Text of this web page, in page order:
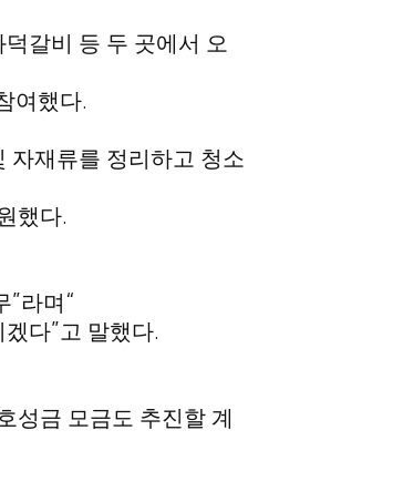
갈비 등 두 곳에서 오
여했다.
자재류를 정리하고 청소
했다.
”라며“
겠다”고 말했다.
성금 모금도 추진할 계